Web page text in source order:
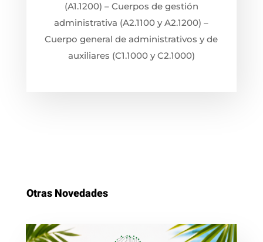
(A1.1200) – Cuerpos de gestión
administrativa (A2.1100 y A2.1200) –
Cuerpo general de administrativos y de
auxiliares (C1.1000 y C2.1000)
Otras Novedades